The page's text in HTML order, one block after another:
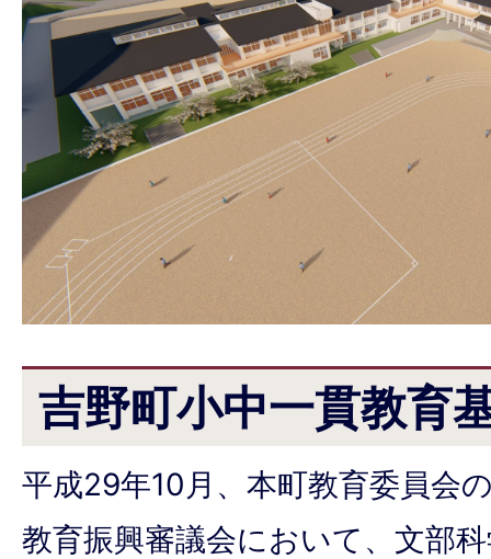
吉野町小中一貫教育
平成29年10月、本町教育委員会
教育振興審議会において、文部